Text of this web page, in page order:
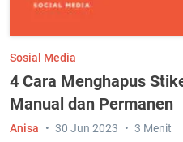
Sosial Media
4 Cara Menghapus
Manual dan Permanen
Anisa 30 Jun 2023 3 Menit